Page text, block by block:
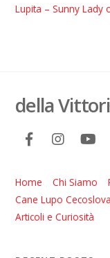
Lupita – Sunny Lady
della
Home Chi Siamo
Cane Lupo
Articoli e Curiosità